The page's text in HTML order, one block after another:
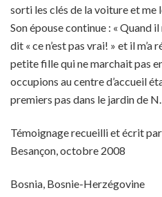
sorti les clés de la voiture et me
Son épouse continue : « Quand
dit « ce n’est pas vrai! » et il m’a
petite fille qui ne marchait pas
occupions au centre d’accueil
premiers pas dans le jardin de
Témoignage recueilli et écrit
Besançon, octobre 2008
Bosnia, Bosnie-Herzégovine